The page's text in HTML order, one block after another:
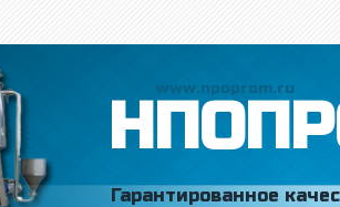
www.npoprom.ru
Гарантированное